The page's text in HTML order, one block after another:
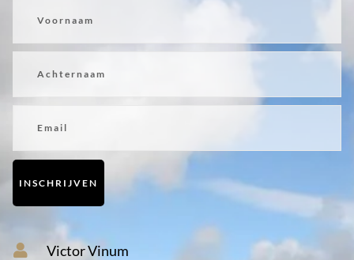
INSCHRIJVEN
Victor Vinum